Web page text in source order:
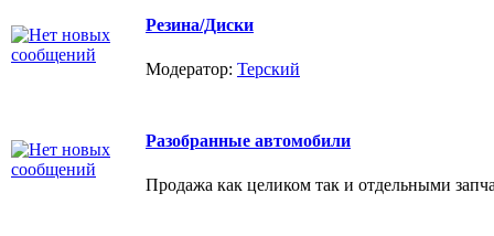
Резина/Диски
Модератор: Терский
Разобранные автомобили
Продажа как целиком так и отдельными